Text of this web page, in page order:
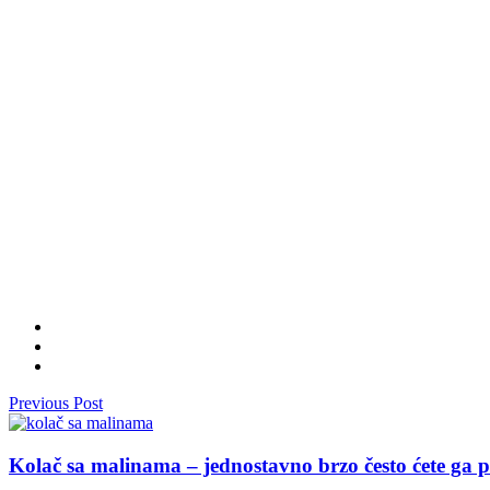
Previous Post
Kolač sa malinama – jednostavno brzo često ćete ga